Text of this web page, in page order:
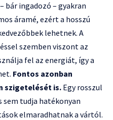
bár ingadozó – gyakran
áramé, ezért a hosszú
lehetnek. A
szemben viszont az
fel az energiát, így a
Fontos azonban
szigetelését is. Egy rosszul
tudja hatékonyan
elmaradhatnak a vártól.